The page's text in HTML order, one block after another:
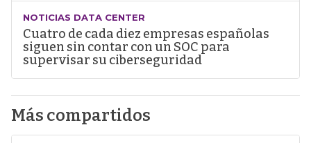
NOTICIAS DATA CENTER
Cuatro de cada diez empresas españolas
siguen sin contar con un SOC para
supervisar su ciberseguridad
Más compartidos